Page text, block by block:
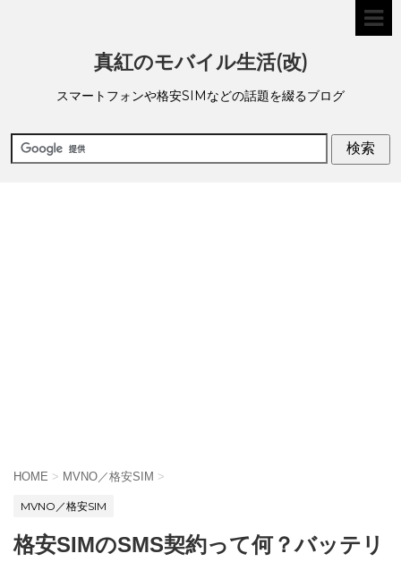
真紅のモバイル生活(改)
スマートフォンや格安SIMなどの話題を綴るブログ
HOME > MVNO／格安SIM >
MVNO／格安SIM
格安SIMのSMS契約って何？バッテリ